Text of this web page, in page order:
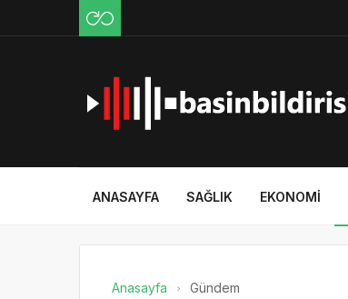
ANASAYFA SAĞLIK EKONOMI
Anasayfa Gündem